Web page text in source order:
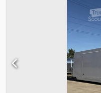
altre per te. Affitta o vendi!
esempio affitto da 7.500€ a
selezionabile, può essere
la massima attenzione nel
combinazione modulare dei
superficie della planimetria.
marchio personalizzati
up, sportelli informativi o bar
dei pregiati PromoBox, che